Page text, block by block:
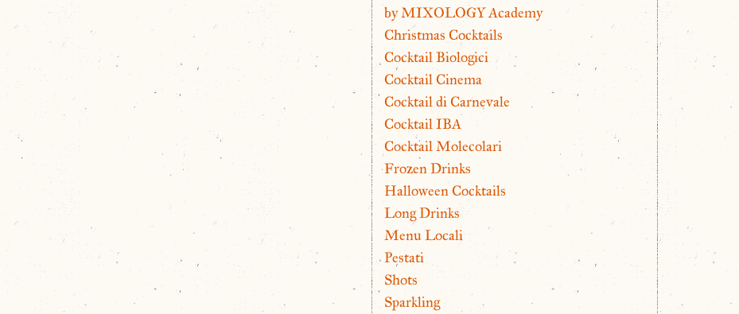
by MIXOLOGY Academy
Christmas Cocktails
Cocktail Biologici
Cocktail Cinema
Cocktail di Carnevale
Cocktail IBA
Cocktail Molecolari
Frozen Drinks
Halloween Cocktails
Long Drinks
Menu Locali
Pestati
Shots
Sparkling